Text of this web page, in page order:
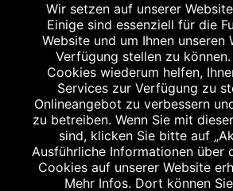
Jetzt anmelden
Wir setzen auf unserer
Einige sind essenziell für die
Website und um Ihnen unseren
Verfügung stellen zu
Cookies wiederum helfen,
Services zur Verfügung zu
Onlineangebot zu verbessern
zu betreiben. Wenn Sie mit
sind, klicken Sie bitte auf
Ausführliche Informationen über
Cookies auf unserer Website
Mehr Infos. Dort können